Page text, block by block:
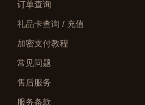
订单查询
礼品卡查询 / 充值
加密支付教程
常见问题
售后服务
服务条款